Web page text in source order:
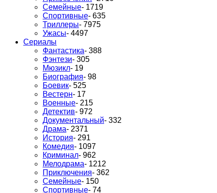
Семейные- 1719
Спортивные- 635
Триллеры- 7975
Ужасы- 4497
Сериалы
Фантастика- 388
Фэнтези- 305
Мюзикл- 19
Биография- 98
Боевик- 525
Вестерн- 17
Военные- 215
Детектив- 972
Документальный- 332
Драма- 2371
История- 291
Комедия- 1097
Криминал- 962
Мелодрама- 1212
Приключения- 362
Семейные- 150
Спортивные- 74